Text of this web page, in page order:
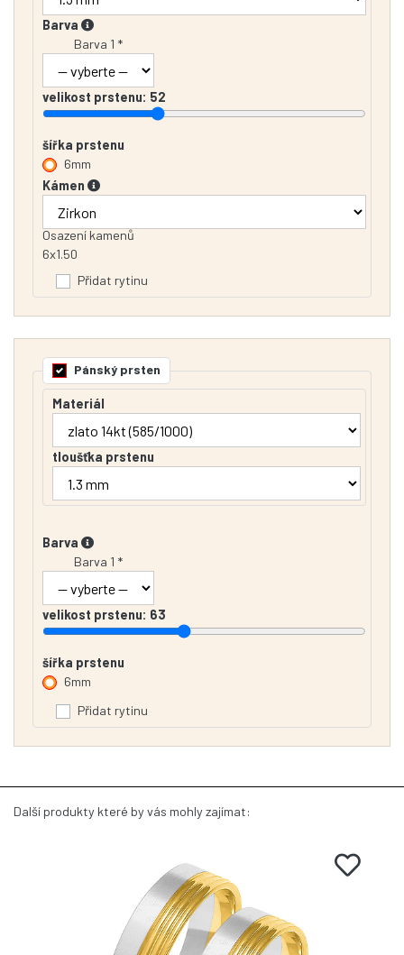
Barva
Barva 1 *
velikost prstenu: 52
šířka prstenu
6mm
Kámen
Osazení kamenů
6x1.50
Přidat rytinu
Pánský prsten
Materiál
tloušťka prstenu
Barva
Barva 1 *
velikost prstenu: 63
šířka prstenu
6mm
Přidat rytinu
Další produkty které by vás mohly zajímat: